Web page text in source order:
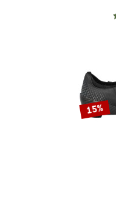
15%